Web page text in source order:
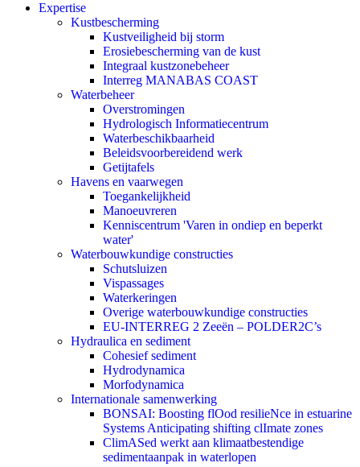
Expertise
Kustbescherming
Kustveiligheid bij storm
Erosiebescherming van de kust
Integraal kustzonebeheer
Interreg MANABAS COAST
Waterbeheer
Overstromingen
Hydrologisch Informatiecentrum
Waterbeschikbaarheid
Beleidsvoorbereidend werk
Getijtafels
Havens en vaarwegen
Toegankelijkheid
Manoeuvreren
Kenniscentrum 'Varen in ondiep en beperkt
water'
Waterbouwkundige constructies
Schutsluizen
Vispassages
Waterkeringen
Overige waterbouwkundige constructies
EU-INTERREG 2 Zeeën – POLDER2C’s
Hydraulica en sediment
Cohesief sediment
Hydrodynamica
Morfodynamica
Internationale samenwerking
BONSAI: Boosting flOod resilieNce in estuarine
Systems Anticipating shifting clImate zones
ClimASed werkt aan klimaatbestendige
sedimentaanpak in waterlopen